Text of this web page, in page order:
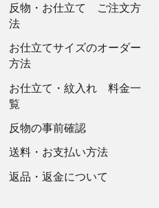
反物・お仕立て ご注文方
法
お仕立てサイズのオーダー
方法
お仕立て・紋入れ 料金一
覧
反物の事前確認
送料・お支払い方法
返品・返金について